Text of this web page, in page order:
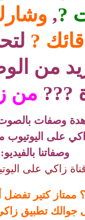
?
,
?
من
??? من
وصفات
على
وصفاتنا بالفيديو:
زاكي على
ممتاز كتير
جوالك تطبيق